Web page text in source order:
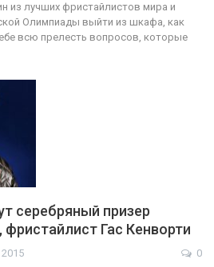
из лучших фристайлистов мира и
Олимпиады выйти из шкафа, как
всю прелесть вопросов, которые
серебряный призер
Гас Кенворти
0